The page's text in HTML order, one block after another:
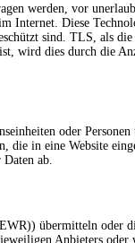
werden, vor
Internet. Diese
sind. TLS, als
wird dies durch die
oder
in eine Website
ab.
übermitteln oder
Anbieters